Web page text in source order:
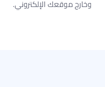
وخارج موقعك الإلكتروني.